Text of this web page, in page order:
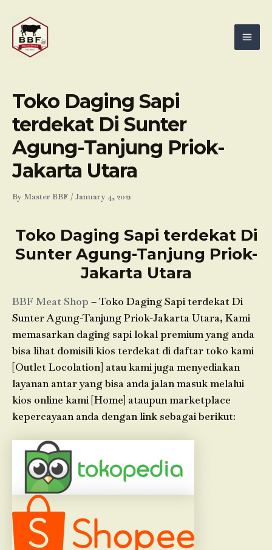
content
Toko Daging Sapi
terdekat Di Sunter
Agung-Tanjung Priok-
Jakarta Utara
By Master BBF /January 4, 2021
Toko Daging Sapi terdekat Di
Sunter Agung-Tanjung Priok-
Jakarta Utara
BBF Meat Shop – Toko Daging Sapi terdekat Di
Sunter Agung-Tanjung Priok-Jakarta Utara, Kami
memasarkan daging sapi lokal premium yang anda
bisa lihat domisili kios terdekat di daftar toko kami
[Outlet Locolation] atau kami juga menyediakan
layanan antar yang bisa anda jalan masuk melalui
kios online kami [Home] ataupun marketplace
kepercayaan anda dengan link sebagai berikut: